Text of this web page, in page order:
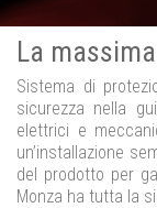
La
Sistema di
sicurezza nella
elettrici e
un’installazione
del prodotto per
Monza ha tutta la